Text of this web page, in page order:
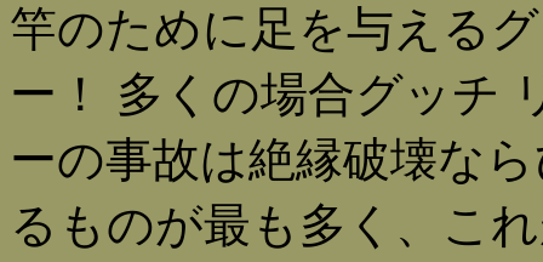
竿のために足を与える
ー！ 多くの場合グッチ
ーの事故は絶縁破壊な
るものが最も多く、こ